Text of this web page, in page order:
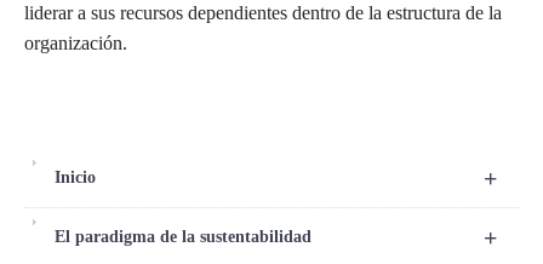
liderar a sus recursos dependientes dentro de la estructura de la
organización.
+
Inicio
+
El paradigma de la sustentabilidad